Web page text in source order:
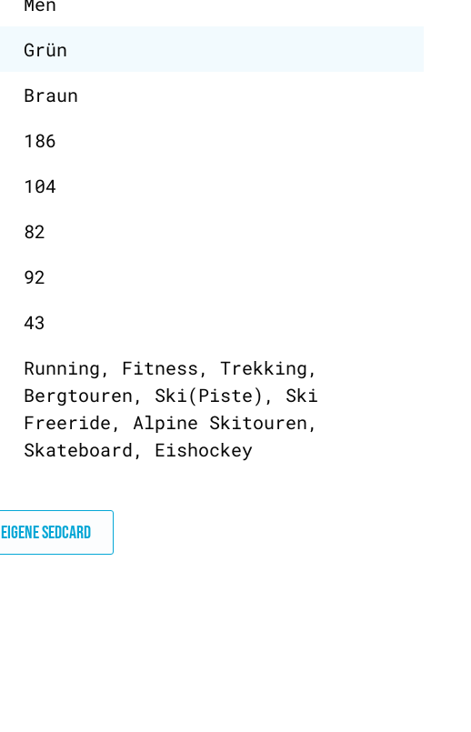
Grün
Braun
186
104
82
92
43
Running, Fitness, Trekking,
Bergtouren, Ski(Piste), Ski
Freeride, Alpine Skitouren,
Skateboard, Eishockey
EIGENE SEDCARD